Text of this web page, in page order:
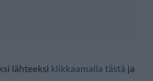
lähteeksi klikkaamalla tästä ja